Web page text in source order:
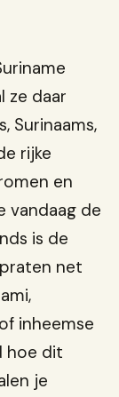
ze daar
Surinaams,
rijke
en
vandaag de
is de
net
inheemse
hoe dit
je